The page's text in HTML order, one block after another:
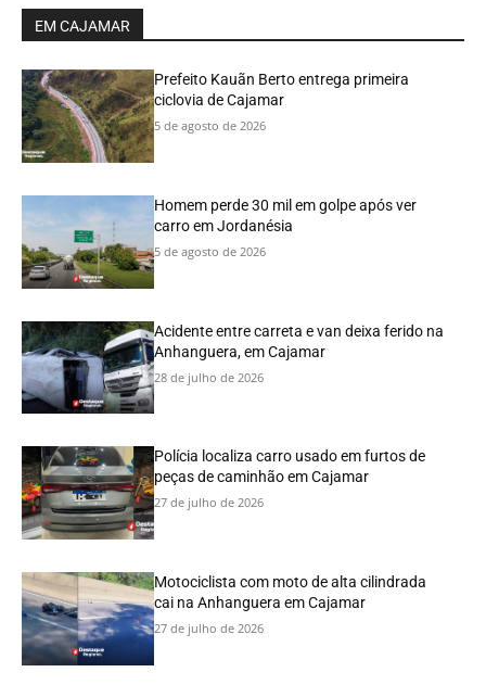
EM CAJAMAR
Prefeito Kauãn Berto entrega primeira
ciclovia de Cajamar
5 de agosto de 2026
Homem perde 30 mil em golpe após ver
carro em Jordanésia
5 de agosto de 2026
Acidente entre carreta e van deixa ferido na
Anhanguera, em Cajamar
28 de julho de 2026
Polícia localiza carro usado em furtos de
peças de caminhão em Cajamar
27 de julho de 2026
Motociclista com moto de alta cilindrada
cai na Anhanguera em Cajamar
27 de julho de 2026